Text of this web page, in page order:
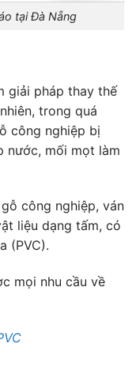
tại Đà Nẵng
giải pháp thay thế
trong quá
công nghiệp bị
nước, mối mọt làm
công nghiệp, ván
liệu dạng tấm, có
(PVC).
mọi nhu cầu về